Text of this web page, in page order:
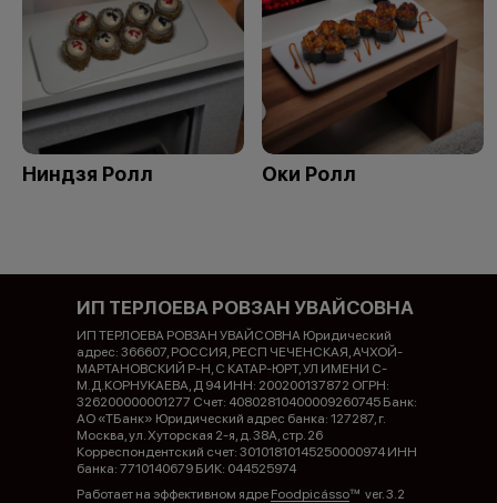
Ниндзя Ролл Оки Ролл
ИП ТЕРЛОЕВА РОВЗАН УВАЙСОВНА
ИП ТЕРЛОЕВА РОВЗАН УВАЙСОВНА Юридический
адрес: 366607, РОССИЯ, РЕСП ЧЕЧЕНСКАЯ, АЧХОЙ-
МАРТАНОВСКИЙ Р-Н, С КАТАР-ЮРТ, УЛ ИМЕНИ С-
М.Д.КОРНУКАЕВА, Д 94 ИНН: 200200137872 ОГРН:
326200000001277 Счет: 40802810400009260745 Банк:
АО «ТБанк» Юридический адрес банка: 127287, г.
Москва, ул. Хуторская 2-я, д. 38А, стр. 26
Корреспондентский счет: 30101810145250000974 ИНН
банка: 7710140679 БИК: 044525974
Работает на эффективном ядре Foodpicássover. 3.2